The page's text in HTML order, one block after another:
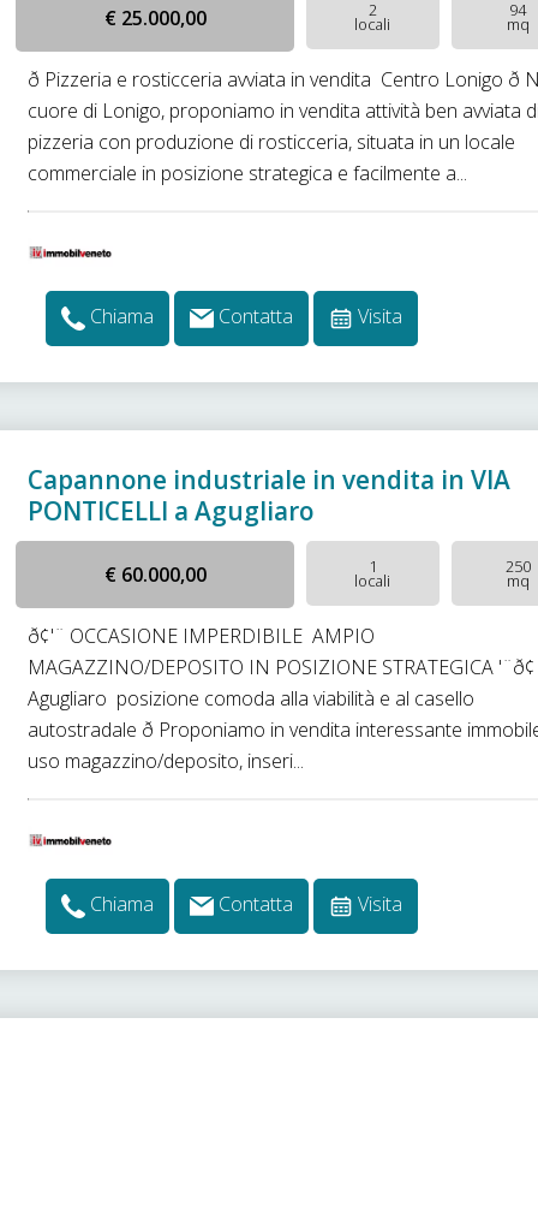
€ 25.000,00 2
locali
94
mq
ð Pizzeria e rosticceria avviata in vendita  Centro Lonigo ð
cuore di Lonigo, proponiamo in vendita attività ben avviata
pizzeria con produzione di rosticceria, situata in un locale
commerciale in posizione strategica e facilmente a...
Chiama Contatta Visita
Capannone industriale in vendita in VIA
PONTICELLI a Agugliaro
€ 60.000,00 1
locali
250
mq
ð¢'¨ OCCASIONE IMPERDIBILE  AMPIO
MAGAZZINO/DEPOSITO IN POSIZIONE STRATEGICA '¨ð¢
Agugliaro  posizione comoda alla viabilità e al casello
autostradale ð Proponiamo in vendita interessante
uso magazzino/deposito, inseri...
Chiama Contatta Visita